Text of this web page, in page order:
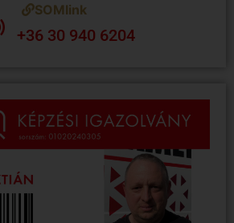
SOMlink
+36 30 940 6204